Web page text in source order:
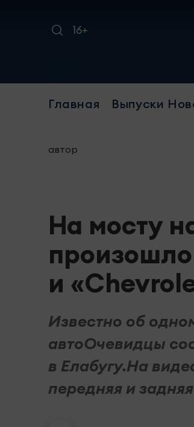
16+
Главная Выпуски
автор
На мосту
и
Известно об
автоОчевидцы
в Елабугу.На
передняя и задняя